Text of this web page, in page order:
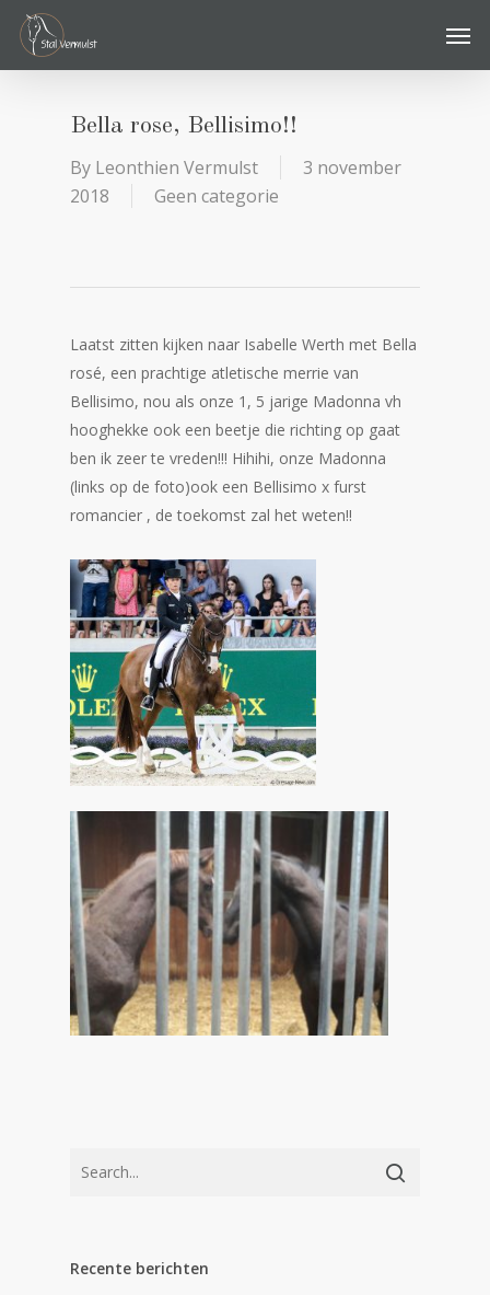
Skip
main
Bella rose, Bellisimo!!
By Leonthien Vermulst
3 november
2018
Geen categorie
Laatst zitten kijken naar Isabelle Werth met Bella
rosé, een prachtige atletische merrie van
Bellisimo, nou als onze 1, 5 jarige Madonna vh
hooghekke ook een beetje die richting op gaat
ben ik zeer te vreden!!! Hihihi, onze Madonna
(links op de foto)ook een Bellisimo x furst
romancier , de toekomst zal het weten!!
Recente berichten